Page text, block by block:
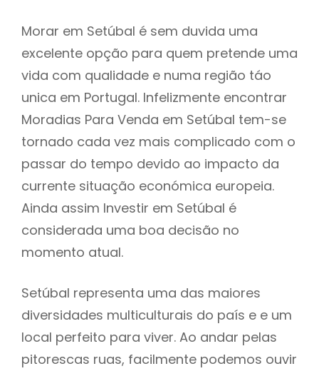
Morar em Setúbal é sem duvida uma
excelente opção para quem pretende uma
vida com qualidade e numa região táo
unica em Portugal. Infelizmente encontrar
Moradias Para Venda em Setúbal tem-se
tornado cada vez mais complicado com o
passar do tempo devido ao impacto da
currente situação económica europeia.
Ainda assim Investir em Setúbal é
considerada uma boa decisão no
momento atual.
Setúbal representa uma das maiores
diversidades multiculturais do país e e um
local perfeito para viver. Ao andar pelas
pitorescas ruas, facilmente podemos ouvir